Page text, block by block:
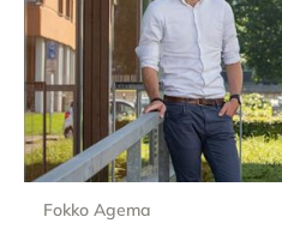
Fokko Agema